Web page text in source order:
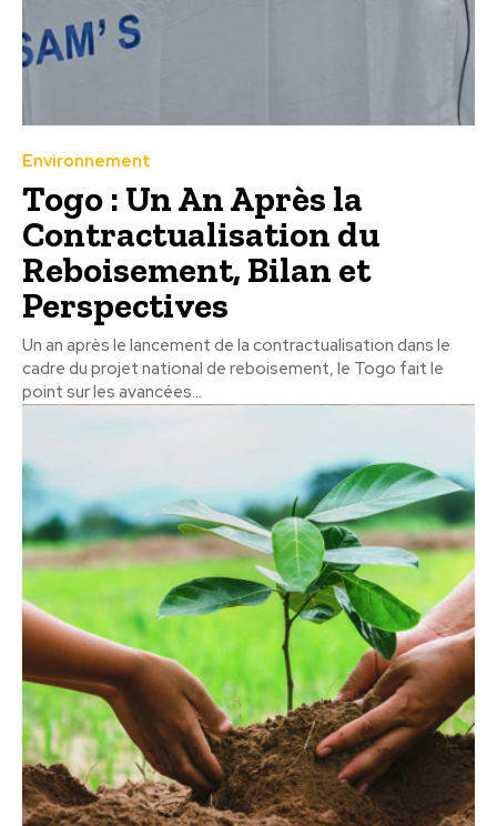
Environnement
Togo : Un An Après la
Contractualisation du
Reboisement, Bilan et
Perspectives
Un an après le lancement de la contractualisation dans le
cadre du projet national de reboisement, le Togo fait le
point sur les avancées...